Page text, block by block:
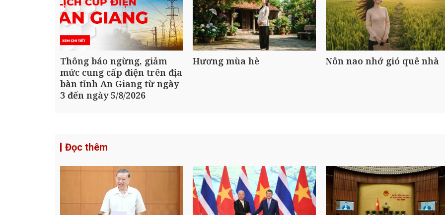
Thông báo ngừng, giảm
mức cung cấp điện trên địa
bàn tỉnh An Giang từ ngày
3 đến ngày 5/8/2026
Hương mùa hè Nôn nao nhớ gió quê nhà
Đọc thêm